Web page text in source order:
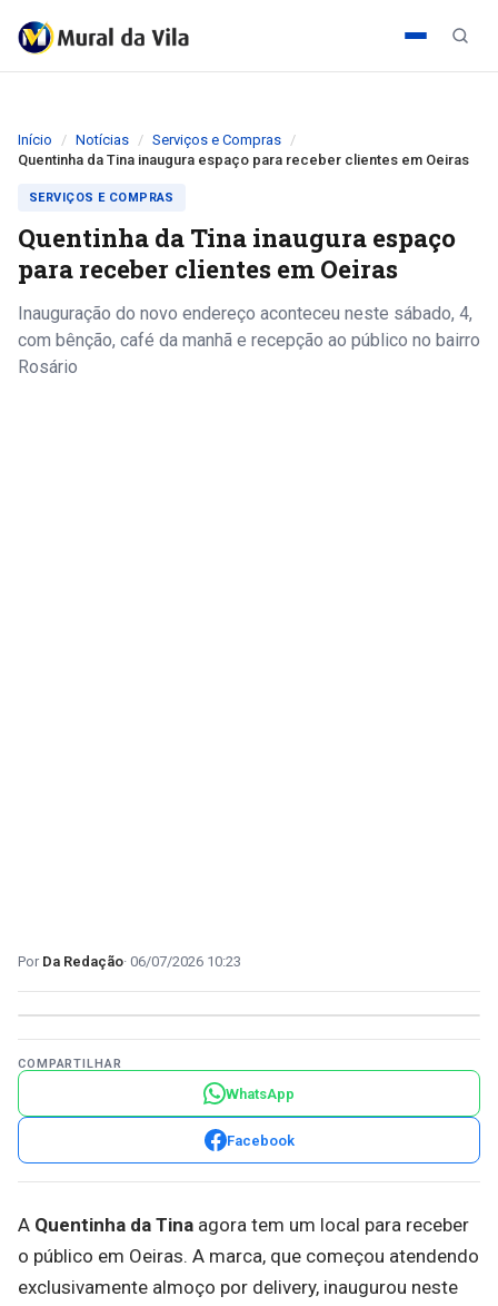
Início Notícias
Serviços e Compras
Quentinha da Tina inaugura espaço para receber clientes em Oeiras
SERVIÇOS E COMPRAS
Quentinha da Tina inaugura espaço
para receber clientes em Oeiras
Inauguração do novo endereço aconteceu neste sábado, 4,
com bênção, café da manhã e recepção ao público no bairro
Rosário
Da Redação 06/07/2026 10:23
COMPARTILHAR
WhatsApp
Facebook
A Quentinha da Tina agora tem um local para receber
o público em Oeiras. A marca, que começou atendendo
exclusivamente almoço por delivery, inaugurou neste